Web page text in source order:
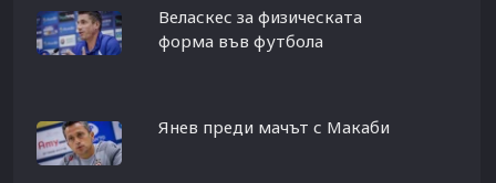
Веласкес за физическата
форма във футбола
Янев преди мачът с Макаби